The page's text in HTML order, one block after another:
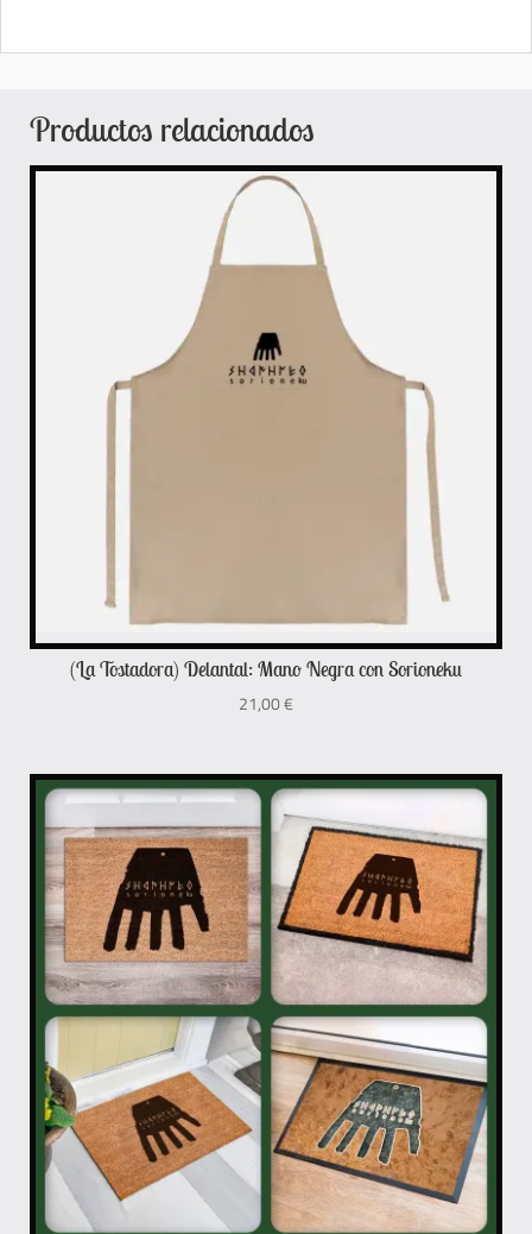
Productos relacionados
(La Tostadora) Delantal: Mano Negra con Sorioneku
21,00€